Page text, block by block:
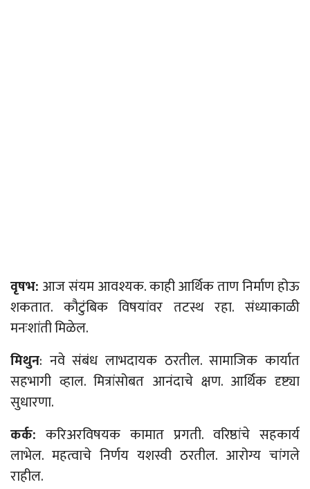
वृषभ: आज संयम आवश्यक. काही आर्थिक ताण निर्माण होऊ
शकतात. कौटुंबिक विषयांवर तटस्थ रहा. संध्याकाळी
मनःशांती मिळेल.
मिथुन: नवे संबंध लाभदायक ठरतील. सामाजिक कार्यात
सहभागी व्हाल. मित्रांसोबत आनंदाचे क्षण. आर्थिक दृष्ट्या
सुधारणा.
कर्क: करिअरविषयक कामात प्रगती. वरिष्ठांचे सहकार्य
लाभेल. महत्वाचे निर्णय यशस्वी ठरतील. आरोग्य चांगले
राहील.